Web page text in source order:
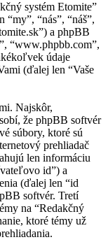
systém Etomite”
“nás”, “náš”,
a phpBB
“www.phpbb.com”,
údaje
(ďalej len “Vaše
Najskôr,
že phpBB softvér
súbory, ktoré sú
prehliadač
len informáciu
id”) a
(ďalej len “id
softvér. Tretí
na “Redakčný
ktoré témy už